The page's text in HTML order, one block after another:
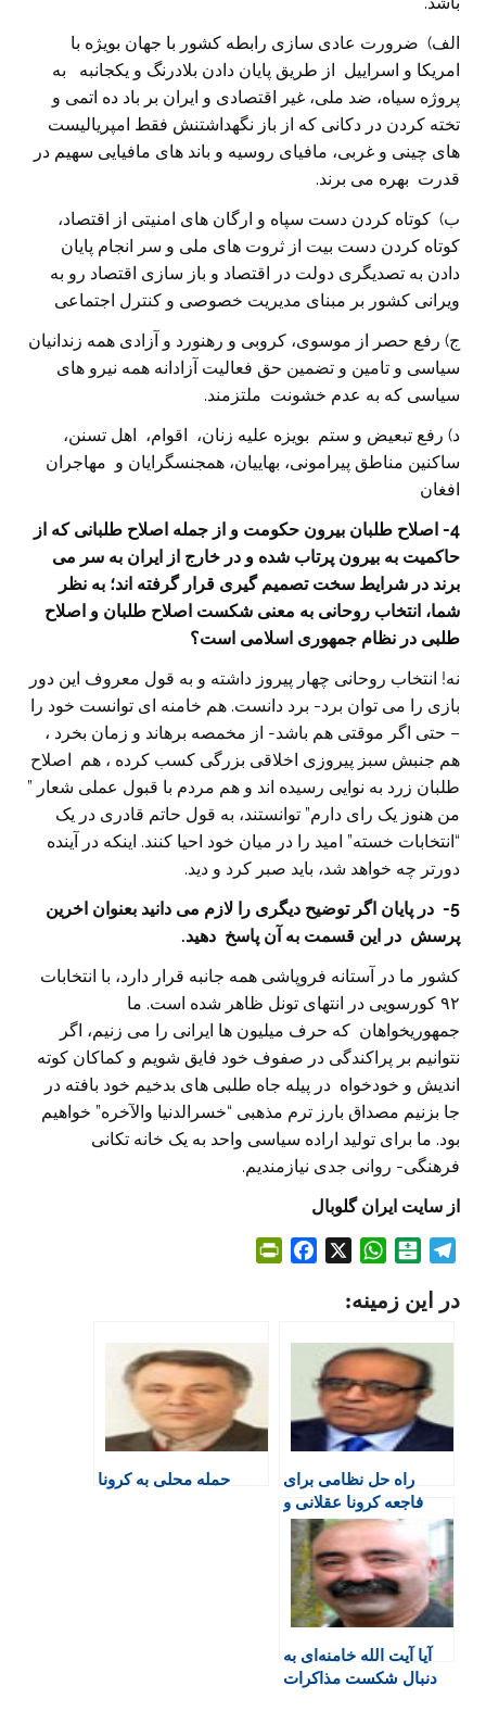
الف) ضرورت عادی سازی رابطه کشور با جهان بویژه با
امریکا و اسراییل از طریق پایان دادن بلادرنگ و یکجانبه به
پروژه سیاه، ضد ملی، غیر اقتصادی و ایران بر باد ده اتمی و
تخته کردن در دکانی که از باز نگهداشتنش فقط امپریالیست
های چینی و غربی، مافیای روسیه و باند های مافیایی سهیم در
قدرت بهره می برند.
ب) کوتاه کردن دست سپاه و ارگان های امنیتی از اقتصاد،
کوتاه کردن دست بیت از ثروت های ملی و سر انجام پایان
دادن به تصدیگری دولت در اقتصاد و باز سازی اقتصاد رو به
ویرانی کشور بر مبنای مدیریت خصوصی و کنترل اجتماعی
ج) رفع حصر از موسوی، کروبی و رهنورد و آزادی همه زندانیان
سیاسی و تامین و تضمین حق فعالیت آزادانه همه نیرو های
سیاسی که به عدم خشونت ملتزمند.
د) رفع تبعیض و ستم بویزه علیه زنان، اقوام، اهل تسنن،
ساکنین مناطق پیرامونی، بهاییان، همجنسگرایان و مهاجران
افغان
4- اصلاح طلبان بیرون حکومت و از جمله اصلاح طلبانی که از
حاکمیت به بیرون پرتاب شده و در خارج از ایران به سر می
برند در شرایط سخت تصمیم گیری قرار گرفته اند؛ به نظر
شما، انتخاب روحانی به معنی شکست اصلاح طلبان و اصلاح
طلبی در نظام جمهوری اسلامی است؟
نه! انتخاب روحانی چهار پیروز داشته و به قول معروف این دور
بازی را می توان برد- برد دانست. هم خامنه ای توانست خود را
– حتی اگر موقتی هم باشد- از مخمصه برهاند و زمان بخرد ،
هم جنبش سبز پیروزی اخلاقی بزرگی کسب کرده ، هم اصلاح
طلبان زرد به نوایی رسیده اند و هم مردم با قبول عملی شعار ”
من هنوز یک رای دارم” توانستند، به قول حاتم قادری در یک
“انتخابات خسته” امید را در میان خود احیا کنند. اینکه در آینده
دورتر چه خواهد شد، باید صبر کرد و دید.
5- در پایان اگر توضیح دیگری را لازم می دانید بعنوان اخرین
پرسش در این قسمت به آن پاسخ دهید.
کشور ما در آستانه فروپاشی همه جانبه قرار دارد، با انتخابات
۹۲ کورسویی در انتهای تونل ظاهر شده است. ما
جمهوریخواهان که حرف میلیون ها ایرانی را می زنیم، اگر
نتوانیم بر پراکندگی در صفوف خود فایق شویم و کماکان کوته
اندیش و خودخواه در پیله جاه طلبی های بدخیم خود بافته در
جا بزنیم مصداق بارز ترم مذهبی “خسرالدنیا والآخره” خواهیم
بود. ما برای تولید اراده سیاسی واحد به یک خانه تکانی
فرهنگی- روانی جدی نیازمندیم.
از سایت ایران گلوبال
l
g
r
a
m
t
a
r
i
n
W
a
s
A
p
p
F
i
e
در این زمینه:
راه حل نظامی برای
فاجعه کرونا عقلانی و
علمی نیست!
حمله محلی به کرونا
آیا آیت الله خامنه‌ای به
دنبال شکست مذاکرات